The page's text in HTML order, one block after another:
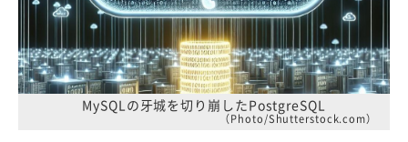
MySQLの牙城を切り崩したPostgreSQL
（Photo/Shutterstock.com）